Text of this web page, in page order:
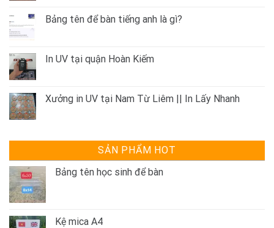
Bảng tên để bàn tiếng anh là gì?
In UV tại quận Hoàn Kiếm
Xưởng in UV tại Nam Từ Liêm || In Lấy Nhanh
SẢN PHẨM HOT
Bảng tên học sinh để bàn
Kệ mica A4